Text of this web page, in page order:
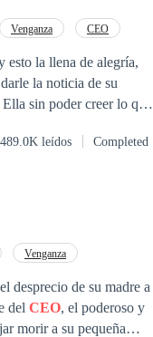
Venganza
CEO
esto la llena de alegría,
la noticia de su
todo lo que le
por un contrato de
los obstáculos y ser felices?
489.0K leídos Completed
Venganza
desprecio de su madre a
del CEO, el poderoso y
morir a su pequeña